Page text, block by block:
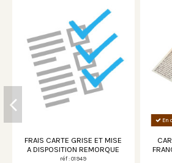
FRAIS CARTE GRISE ET MISE
A DISPOSITION REMORQUE
réf : 01949
En